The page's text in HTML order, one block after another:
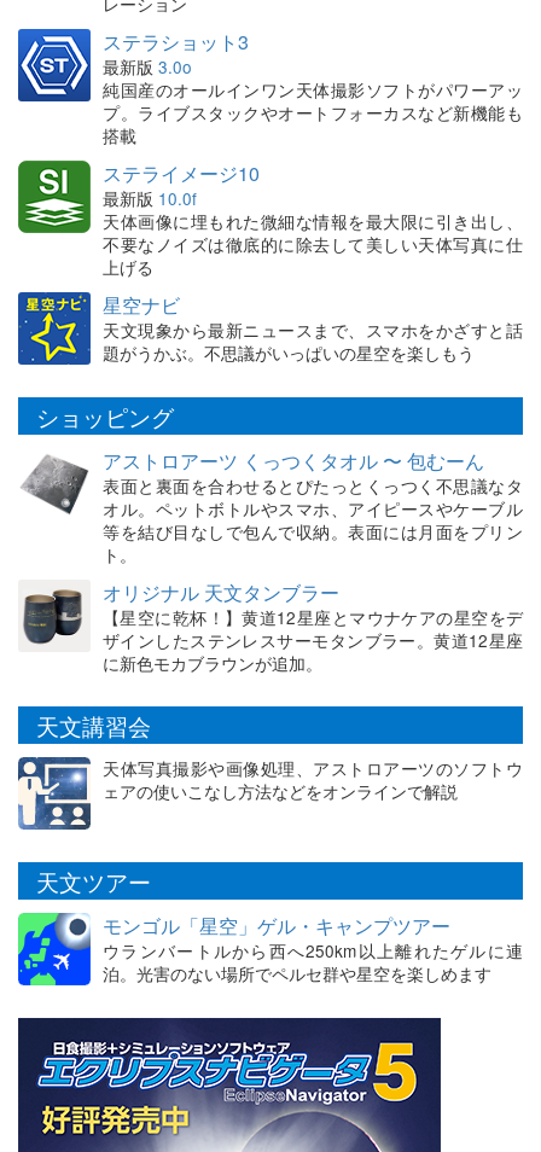
ステラショット3
最新版 3.0o
純国産のオールインワン天体撮影ソフトがパワーアッ
プ。ライブスタックやオートフォーカスなど新機能も
搭載
ステライメージ10
最新版 10.0f
天体画像に埋もれた微細な情報を最大限に引き出し、
不要なノイズは徹底的に除去して美しい天体写真に仕
上げる
星空ナビ
天文現象から最新ニュースまで、スマホをかざすと話
題がうかぶ。不思議がいっぱいの星空を楽しもう
ショッピング
アストロアーツ くっつくタオル 〜 包むーん
表面と裏面を合わせるとぴたっとくっつく不思議なタ
オル。ペットボトルやスマホ、アイピースやケーブル
等を結び目なしで包んで収納。表面には月面をプリン
ト。
オリジナル 天文タンブラー
【星空に乾杯！】黄道12星座とマウナケアの星空をデ
ザインしたステンレスサーモタンブラー。黄道12星座
に新色モカブラウンが追加。
天文講習会
天体写真撮影や画像処理、アストロアーツのソフトウ
ェアの使いこなし方法などをオンラインで解説
天文ツアー
モンゴル「星空」ゲル・キャンプツアー
ウランバートルから西へ250km以上離れたゲルに連
泊。光害のない場所でペルセ群や星空を楽しめます